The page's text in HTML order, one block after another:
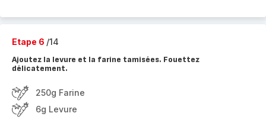
Etape 6 /14
Ajoutez la levure et la farine tamisées. Fouettez
délicatement.
250g Farine
6g Levure